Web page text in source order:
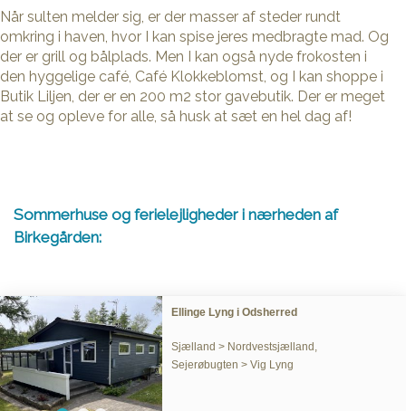
Når sulten melder sig, er der masser af steder rundt
omkring i haven, hvor I kan spise jeres medbragte mad. Og
der er grill og bålplads. Men I kan også nyde frokosten i
den hyggelige café, Café Klokkeblomst, og I kan shoppe i
Butik Liljen, der er en 200 m2 stor gavebutik. Der er meget
at se og opleve for alle, så husk at sæt en hel dag af!
Sommerhuse og ferielejligheder i nærheden af
Birkegården:
Ellinge Lyng i Odsherred
Sjælland > Nordvestsjælland,
Sejerøbugten > Vig Lyng